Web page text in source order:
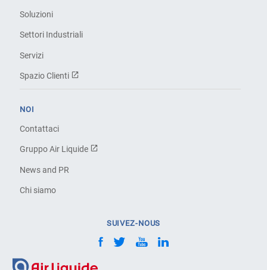
Soluzioni
Settori Industriali
Servizi
Spazio Clienti
NOI
Contattaci
Gruppo Air Liquide
News and PR
Chi siamo
SUIVEZ-NOUS